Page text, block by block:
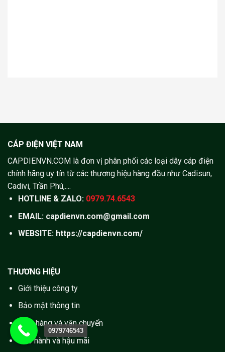
CÁP ĐIỆN VIỆT NAM
CAPDIENVN.COM là đơn vị phân phối các loại dây cáp điện
chính hãng uy tín từ các thương hiệu hàng đầu như Cadisun,
Cadivi, Trần Phú,....
HOTLINE & ZALO: 0979.74.6543
EMAIL: capdienvn.com@gmail.com
WEBSITE: https://capdienvn.com/
THƯƠNG HIỆU
Giới thiệu công ty
Bảo mật thông tin
Giao hàng và vận chuyển
Bảo hành và hậu mãi
0979746543